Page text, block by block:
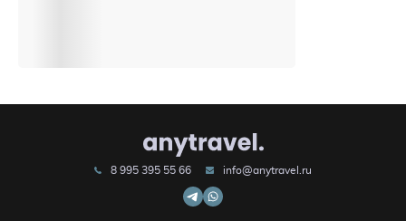
8 995 395 55 66 info@anytravel.ru